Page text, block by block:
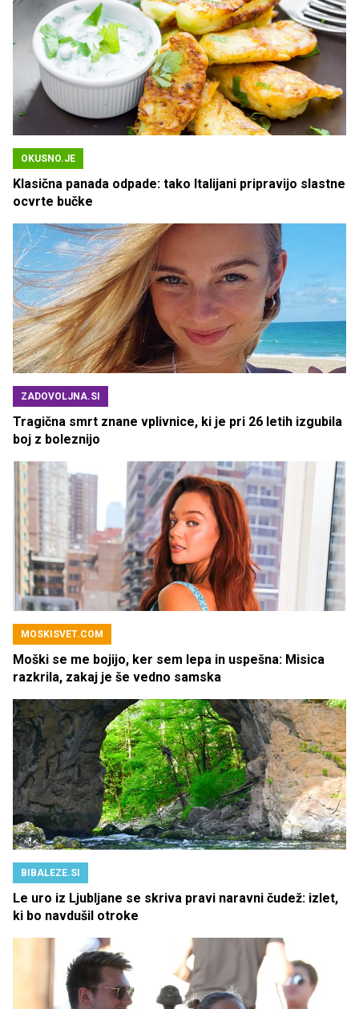
OKUSNO.JE
Klasična panada odpade: tako Italijani pripravijo slastne
ocvrte bučke
ZADOVOLJNA.SI
Tragična smrt znane vplivnice, ki je pri 26 letih izgubila
boj z boleznijo
MOSKISVET.COM
Moški se me bojijo, ker sem lepa in uspešna: Misica
razkrila, zakaj je še vedno samska
BIBALEZE.SI
Le uro iz Ljubljane se skriva pravi naravni čudež: izlet,
ki bo navdušil otroke